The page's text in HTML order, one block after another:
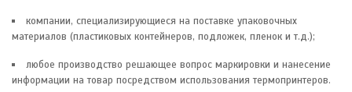
компании, специализирующиеся на поставке упаковочных
материалов (пластиковых контейнеров, подложек, пленок и т.д.);
любое производство решающее вопрос маркировки и нанесение
информации на товар посредством использования термопринтеров.